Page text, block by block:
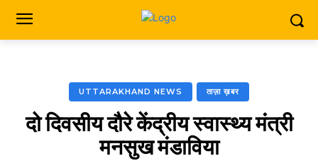
UTTARAKHAND NEWS ताज़ा ख़बर
दो दिवसीय दौरे केंद्रीय स्वास्थ्य मंत्री
मनसुख मंडाविया